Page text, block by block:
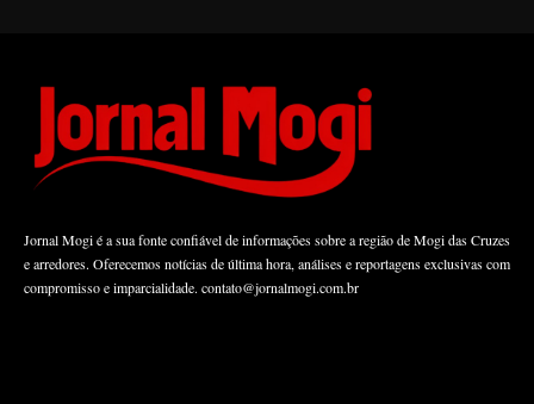
Jornal Mogi é a sua fonte confiável de informações sobre a região de Mogi das Cruzes
e arredores. Oferecemos notícias de última hora, análises e reportagens exclusivas com
compromisso e imparcialidade. contato@jornalmogi.com.br